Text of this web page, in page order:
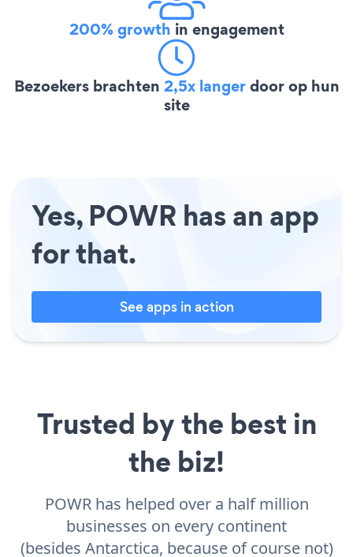
200% growth in engagement
Bezoekers brachten 2,5x langerdoor op hun
site
Yes, POWR has an app
for that.
See apps in action
Trusted by the best in
the biz!
POWR has helped over a half million
businesses on every continent
(besides Antarctica, because of course not)